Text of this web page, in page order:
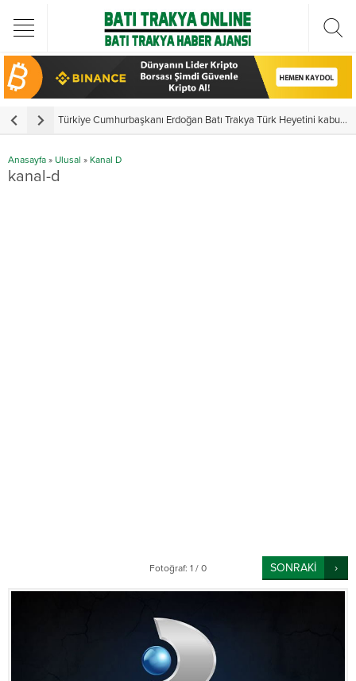
Türkiye Cumhurbaşkanı Erdoğan Batı Trakya Türk Heyetini kabul etti
Anasayfa » Ulusal » Kanal D
kanal-d
Fotoğraf: 1 / 0 SONRAKİ